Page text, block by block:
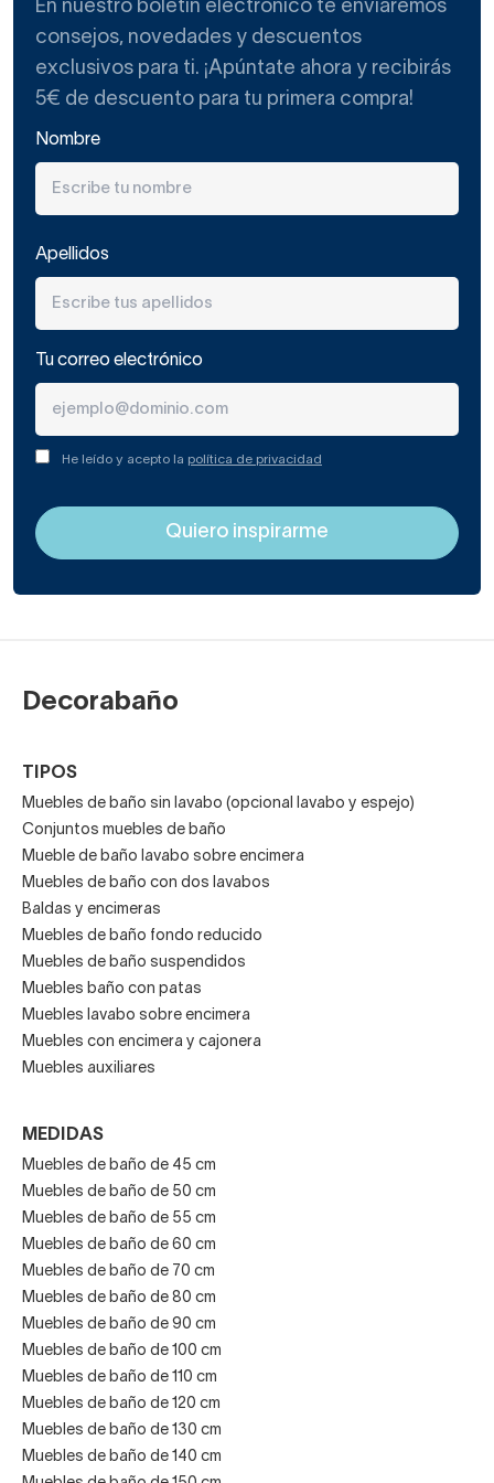
¿Cómo son los muebles de baño
para las personas con movilidad
reducida?
En primer lugar, en cuanto a diseño, materiales y
acabados, no hay diferencia. Simplemente este tipo de
dando la posibilidad de acercarse a ellos con una silla de
Por otro lado, aunque los muebles de esta marca se
de baño para movilidad reducida
no tienen esquinas o
accesorios puntiagudos que puedan representar
suspendidos
de diversas medidas de ancho, con mayor o menor
almacenaje. Tienen un espejo panorámico bastante
amplio.
El sistema de apertura de los cajones de los muebles de
baño PMR es tipo push o con tiradores grandes.
Disfrutar de un baño adaptado para mayor
En nuestro boletín electrónico te enviaremos
consejos, novedades y descuentos
exclusivos para ti. ¡Apúntate ahora y recibirás
5€ de descuento para tu primera compra!
Nombre
Apellidos
Tu correo electrónico
He leído y acepto la política de privacidad
Decorabaño
TIPOS
Muebles de baño sin lavabo (opcional lavabo y espejo)
Conjuntos muebles de baño
Mueble de baño lavabo sobre encimera
Muebles de baño con dos lavabos
Baldas y encimeras
Muebles de baño fondo reducido
Muebles de baño suspendidos
Muebles baño con patas
Muebles lavabo sobre encimera
Muebles con encimera y cajonera
Muebles auxiliares
MEDIDAS
Muebles de baño de 45 cm
Muebles de baño de 50 cm
Muebles de baño de 55 cm
Muebles de baño de 60 cm
Muebles de baño de 70 cm
Muebles de baño de 80 cm
Muebles de baño de 90 cm
Muebles de baño de 100 cm
Muebles de baño de 110 cm
Muebles de baño de 120 cm
Muebles de baño de 130 cm
Muebles de baño de 140 cm